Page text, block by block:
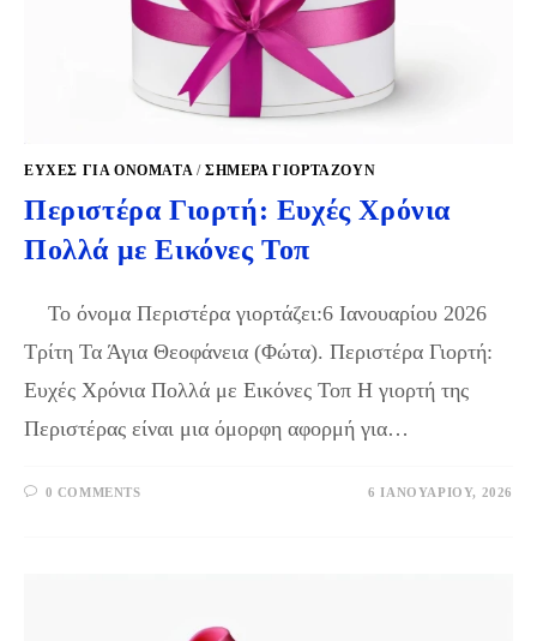
ΕΥΧΈΣ ΓΙΑ ΟΝΌΜΑΤΑ/ΣΉΜΕΡΑ ΓΙΟΡΤΆΖΟΥΝ
Περιστέρα Γιορτή: Ευχές Χρόνια
Πολλά με Εικόνες Τοπ
Το όνομα Περιστέρα γιορτάζει:6 Ιανουαρίου 2026
Τρίτη Τα Άγια Θεοφάνεια (Φώτα). Περιστέρα Γιορτή:
Ευχές Χρόνια Πολλά με Εικόνες Τοπ Η γιορτή της
Περιστέρας είναι μια όμορφη αφορμή για…
0 COMMENTS 6 ΙΑΝΟΥΑΡΊΟΥ, 2026